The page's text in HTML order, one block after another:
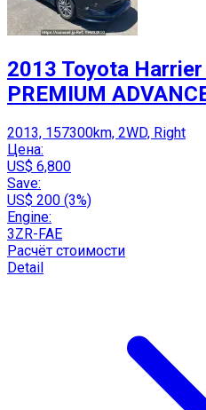
2013 Toyota Harrier
PREMIUM
2013, 157300km, 2WD, Right
Цена:
US$ 6,800
Save:
US$ 200 (3%)
Engine:
3ZR-FAE
Расчёт стоимости
Detail